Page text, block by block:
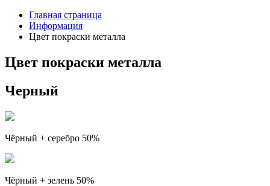
Главная страница
Информация
Цвет покраски металла
Цвет покраски металла
Черный
Чёрный + серебро 50%
Чёрный + зелень 50%